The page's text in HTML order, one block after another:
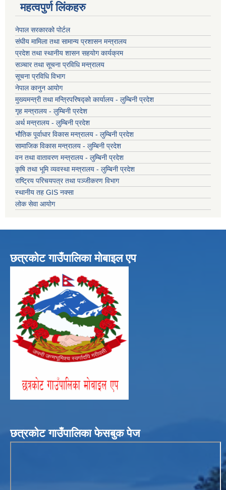
महत्वपुर्ण लिंकहरु
नेपाल सरकारको पोर्टल
संघीय मामिला तथा सामान्य प्रशासन मन्त्रालय
प्रदेश तथा स्थानीय शासन सहयोग कार्यक्रम
सञ्चार तथा सूचना प्रविधि मन्त्रालय
सूचना प्रविधि विभाग
नेपाल कानुन आयोग
मुख्यमन्त्री तथा मन्त्रिपरिषद्को कार्यालय - लुम्बिनी प्रदेश
गृह मन्त्रालय - लुम्बिनी प्रदेश
अर्थ मन्त्रालय - लुम्बिनी प्रदेश
भौतिक पूर्वाधार विकास मन्त्रालय - लुम्बिनी प्रदेश
सामाजिक विकास मन्त्रालय - लुम्बिनी प्रदेश
वन तथा वातावरण मन्त्रालय - लुम्बिनी प्रदेश
कृषि तथा भूमि व्यवस्था मन्त्रालय - लुम्बिनी प्रदेश
राष्ट्रिय परिचयपत्र तथा पञ्जीकरण विभाग
स्थानीय तह GIS नक्सा
लोक सेवा आयोग
छत्रकोट गाउँपालिका मोबाइल एप
छत्रकोट गाउँपालिका फेसबुक पेज